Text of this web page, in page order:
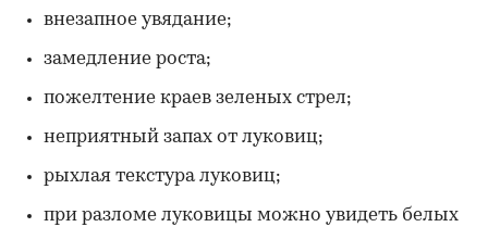
внезапное увядание;
замедление роста;
пожелтение краев зеленых стрел;
неприятный запах от луковиц;
рыхлая текстура луковиц;
при разломе луковицы можно увидеть белых